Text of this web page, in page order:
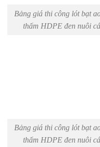
Bảng giá thi công lót bạt
thấm HDPE đen nuôi
Bảng giá thi công lót bạt
thấm HDPE đen nuôi